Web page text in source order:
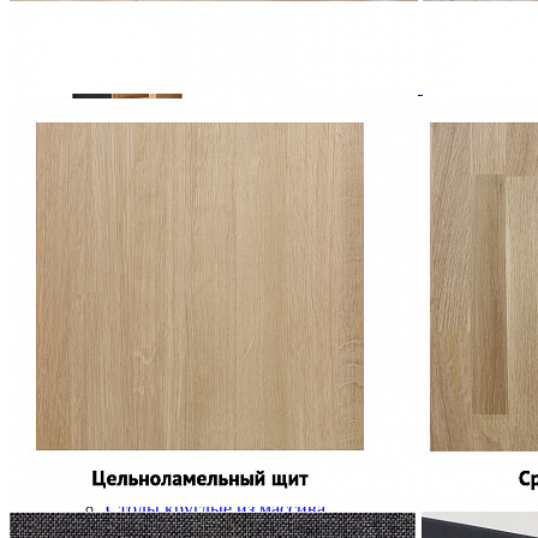
Шкаф ROLLER-FAR1P+1T из массива сосны
53 011 ₽
58 901 ₽
В корзину
-10%
Буфеты и бары
Комоды для кухни
Лавки и скамьи
Полки и ящики
Столы кофейные и чайные
Столы обеденные
Столы квадратные из массива
Столы круглые из массива
Столы овальные из массива